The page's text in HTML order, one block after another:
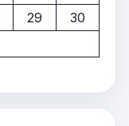
29
30